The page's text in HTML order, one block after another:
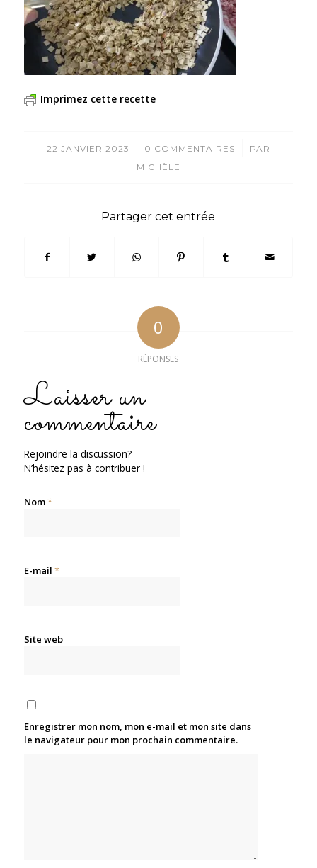
Imprimez cette recette
22 JANVIER 2023
/ 0 COMMENTAIRES
/
PAR
MICHÈLE
Partager cet entrée
0
RÉPONSES
Laisser un
commentaire
Rejoindre la discussion?
N’hésitez pas à contribuer !
Nom*
E-mail *
Site web
Enregistrer mon nom, mon e-mail et mon site dans
le navigateur pour mon prochain commentaire.